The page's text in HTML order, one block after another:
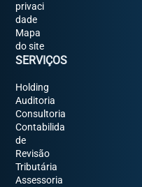
privaci
dade
Mapa
do site
SERVIÇOS
Holding
Auditoria
Consultoria
Contabilida
de
Revisão
Tributária
Assessoria